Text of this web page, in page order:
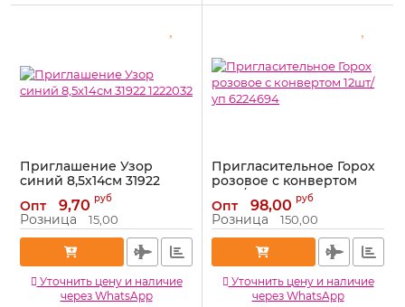
Приглашение Узор
синий 8,5х14см 31922
Артикул: 31922
Опт 9,70 руб
Розница 15,00
Уточнить цену и наличие
через WhatsApp
Пригласительное Горох
розовое с конвертом
12шт/уп 6224694
Артикул: 6224694
Опт 98,00 руб
Розница 150,00
Уточнить цену и наличие
через WhatsApp